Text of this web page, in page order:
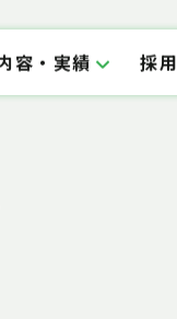
容・実績 採